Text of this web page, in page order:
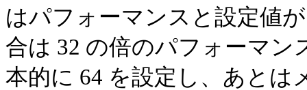
はパフォーマンスと設定値
合は 32 の倍のパフォーマ
本的に 64 を設定し、あと